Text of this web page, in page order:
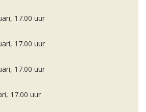
17.00 uur
17.00 uur
17.00 uur
17.00 uur